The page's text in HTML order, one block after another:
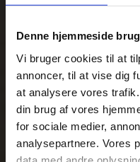
Denne hjemmeside
Vi bruger cookies til at
annoncer, til at vise dig
at analysere vores
din brug af vores
for sociale medier,
analysepartnere. Vores